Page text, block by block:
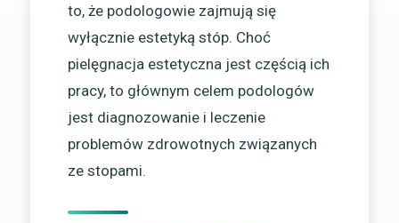
to, że podologowie zajmują się
wyłącznie estetyką stóp. Choć
pielęgnacja estetyczna jest częścią ich
pracy, to głównym celem podologów
jest diagnozowanie i leczenie
problemów zdrowotnych związanych
ze stopami.